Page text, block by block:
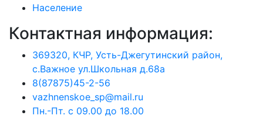
Население
Контактная информация:
369320, КЧР, Усть-Джегутинский район,
с.Важное ул.Школьная д.68а
8(87875)45-2-56
vazhnenskoe_sp@mail.ru
Пн.-Пт. с 09.00 до 18.00